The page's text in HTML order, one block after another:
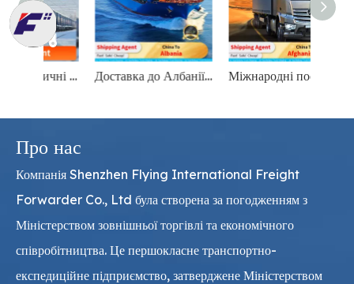
Доставка до Албанії: професійне міжнародне транспортне агентство Міжнародні послуги з експедирування вантажів до Афганістану: безпроблемні логістичні рішення
Про нас
Компанія Shenzhen Flying International Freight
Forwarder Co., Ltd була створена за погодженням з
Міністерством зовнішньої торгівлі та економічного
співробітництва. Це першокласне транспортно-
експедиційне підприємство, затверджене Міністерством